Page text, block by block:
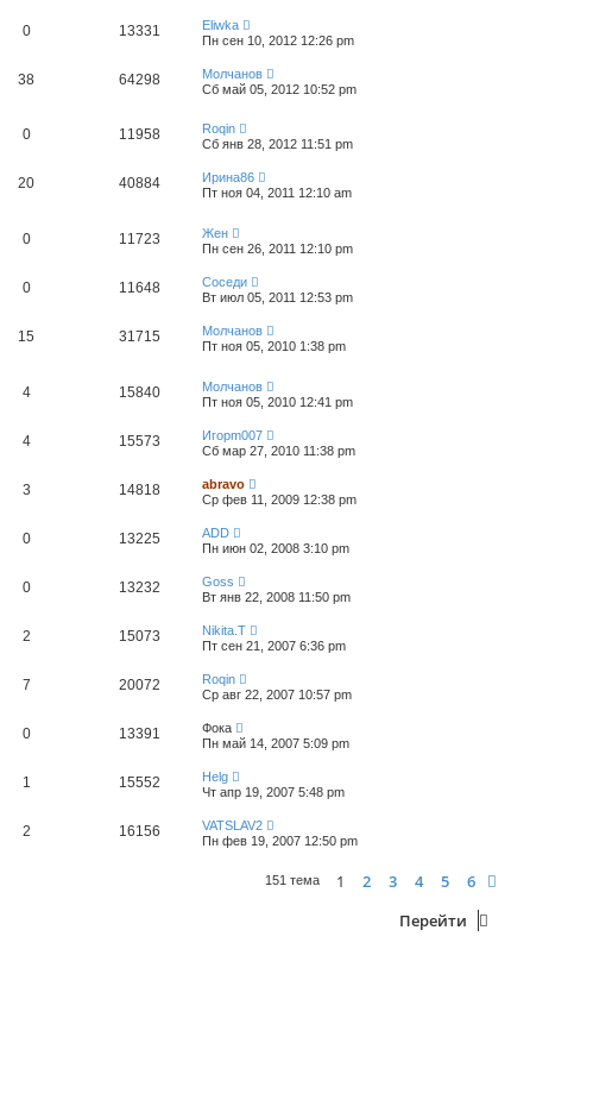
0 13331
Eliwka
Пн сен 10, 2012 12:26 pm
38 64298
Молчанов
Сб май 05, 2012 10:52 pm
0 11958
Roqin
Сб янв 28, 2012 11:51 pm
20 40884
Ирина86
Пт ноя 04, 2011 12:10 am
0 11723
Жен
Пн сен 26, 2011 12:10 pm
0 11648
Соседи
Вт июл 05, 2011 12:53 pm
15 31715
Молчанов
Пт ноя 05, 2010 1:38 pm
4 15840
Молчанов
Пт ноя 05, 2010 12:41 pm
4 15573
Игорm007
Сб мар 27, 2010 11:38 pm
3 14818
abravo
Ср фев 11, 2009 12:38 pm
0 13225
ADD
Пн июн 02, 2008 3:10 pm
0 13232
Goss
Вт янв 22, 2008 11:50 pm
2 15073
Nikita.T
Пт сен 21, 2007 6:36 pm
7 20072
Roqin
Ср авг 22, 2007 10:57 pm
0 13391
Фока
Пн май 14, 2007 5:09 pm
1 15552
Helg
Чт апр 19, 2007 5:48 pm
2 16156
VATSLAV2
Пн фев 19, 2007 12:50 pm
151 тема 1 2 3 4 5 6
Перейти